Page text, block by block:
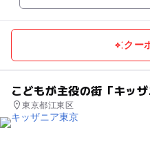
クー
こどもが主役の街「キッ
東京都江東区